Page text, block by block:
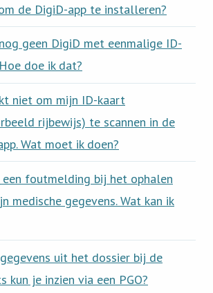
de DigiD-app te installeren?
geen DigiD met eenmalige ID-
doe ik dat?
niet om mijn ID-kaart
rijbewijs) te scannen in de
Wat moet ik doen?
een foutmelding bij het ophalen
medische gegevens. Wat kan ik
uit het dossier bij de
kun je inzien via een PGO?